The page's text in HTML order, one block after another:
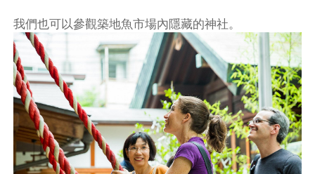
我們也可以參觀築地魚市場內隱藏的神社。